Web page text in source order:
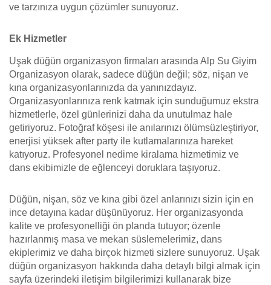
ve tarzınıza uygun çözümler sunuyoruz.
Ek Hizmetler
Uşak düğün organizasyon firmaları arasında Alp Su Giyim
Organizasyon olarak, sadece düğün değil; söz, nişan ve
kına organizasyonlarınızda da yanınızdayız.
Organizasyonlarınıza renk katmak için sunduğumuz ekstra
hizmetlerle, özel günlerinizi daha da unutulmaz hale
getiriyoruz. Fotoğraf köşesi ile anılarınızı ölümsüzleştiriyor,
enerjisi yüksek after party ile kutlamalarınıza hareket
katıyoruz. Profesyonel nedime kiralama hizmetimiz ve
dans ekibimizle de eğlenceyi doruklara taşıyoruz.
Düğün, nişan, söz ve kına gibi özel anlarınızı sizin için en
ince detayına kadar düşünüyoruz. Her organizasyonda
kalite ve profesyonelliği ön planda tutuyor; özenle
hazırlanmış masa ve mekan süslemelerimiz, dans
ekiplerimiz ve daha birçok hizmeti sizlere sunuyoruz. Uşak
düğün organizasyon hakkında daha detaylı bilgi almak için
sayfa üzerindeki iletişim bilgilerimizi kullanarak bize